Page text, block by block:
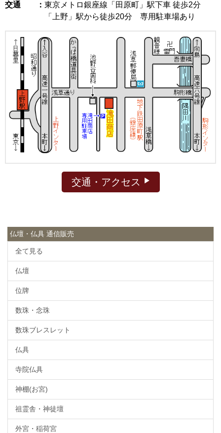
交通 ： 東京メトロ銀座線「田原町」駅下車 徒歩2分
「上野」駅から徒歩20分 専用駐車場あり
交通・アクセス
仏壇・仏具 通信販売
全て見る
仏壇
位牌
数珠・念珠
数珠ブレスレット
仏具
寺院仏具
神棚(お宮)
祖霊舎・神徒壇
外宮・稲荷宮